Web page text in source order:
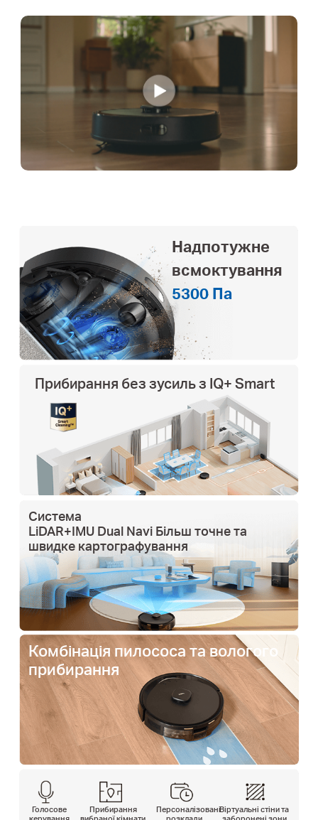
Надпотужне
всмоктування
5300 Па
Прибирання без зусиль з IQ+ Smart
Система
LiDAR+IMU Dual Navi Більш точне та
швидке картографування
Комбінація пилососа та вологого
прибирання
Голосове
Прибирання
ПерсоналізованіВіртуальні стіни та